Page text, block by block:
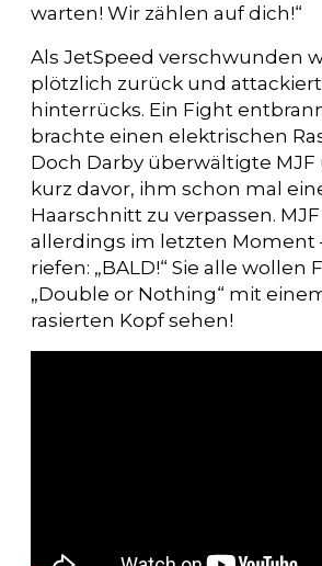
warten! Wir zählen auf dich!“
Als JetSpeed verschwunden
plötzlich zurück und
hinterrücks. Ein Fight
brachte einen elektrischen
Doch Darby überwältigte MJF
kurz davor, ihm schon mal
Haarschnitt zu verpassen.
allerdings im letzten Moment
riefen: „BALD!“ Sie alle wollen
„Double or Nothing“ mit
rasierten Kopf sehen!